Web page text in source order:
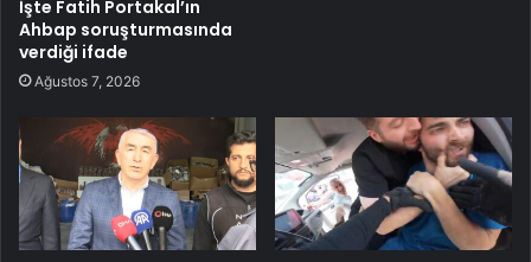
İşte Fatih Portakal’ın
Ahbap soruşturmasında
verdiği ifade
Ağustos 7, 2026